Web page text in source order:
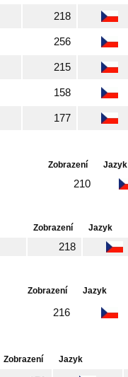
218
256
215
158
177
Zobrazení Jazyk
210
Zobrazení Jazyk
218
Zobrazení Jazyk
216
Zobrazení Jazyk